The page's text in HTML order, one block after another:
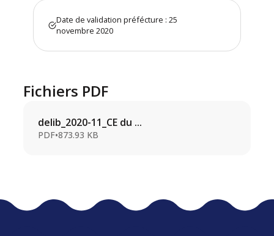
Date de validation préfécture : 25
novembre 2020
Fichiers PDF
delib_2020-11_CE du ...
PDF•873.93 KB